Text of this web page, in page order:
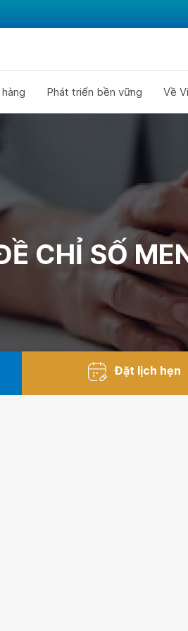
Phát triển bền vững Về
CHỈ SỐ
Đặt lịch hẹn